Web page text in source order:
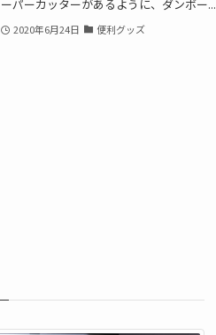
ーパーカッターがあるように、ダンボー...
2020年6月24日 便利グッズ